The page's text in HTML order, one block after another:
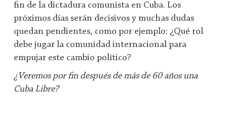
fin de la dictadura comunista en Cuba. Los
próximos días serán decisivos y muchas dudas
quedan pendientes, como por ejemplo: ¿Qué rol
debe jugar la comunidad internacional para
empujar este cambio político?
¿Veremos por fin después de más de 60 años una
Cuba Libre?